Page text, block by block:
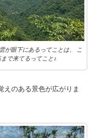
が眼下にあるってことは、 こ
で来てるってこと♪
えのある景色が広がりま